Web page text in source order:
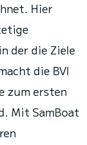
Hier
der die Ziele
die BVI
zum ersten
Mit SamBoat